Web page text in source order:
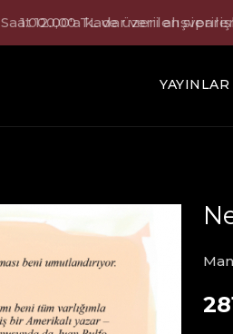
Saat 12.00'a kadar verilen
YAYINLAR